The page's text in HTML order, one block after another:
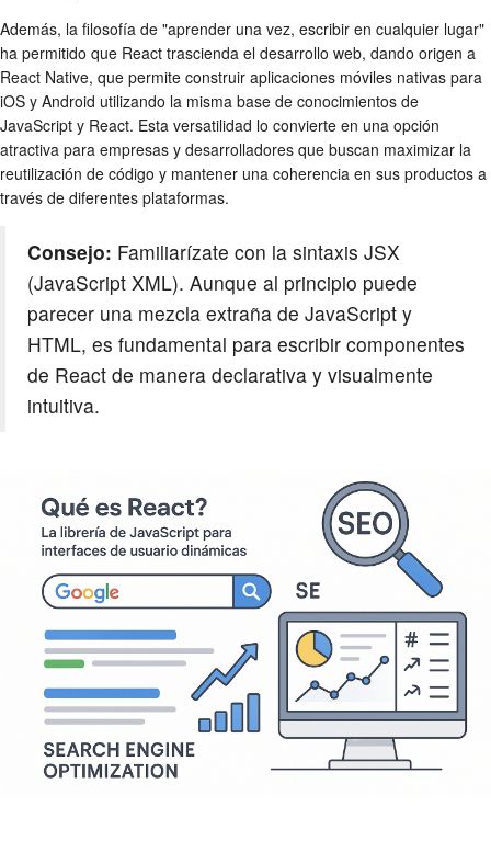
Además, la filosofía de "aprender una vez, escribir en cualquier lugar"
ha permitido que React trascienda el desarrollo web, dando origen a
React Native, que permite construir aplicaciones móviles nativas para
iOS y Android utilizando la misma base de conocimientos de
JavaScript y React. Esta versatilidad lo convierte en una opción
atractiva para empresas y desarrolladores que buscan maximizar la
reutilización de código y mantener una coherencia en sus productos a
través de diferentes plataformas.
Consejo: Familiarízate con la sintaxis JSX
(JavaScript XML). Aunque al principio puede
parecer una mezcla extraña de JavaScript y
HTML, es fundamental para escribir componentes
de React de manera declarativa y visualmente
intuitiva.